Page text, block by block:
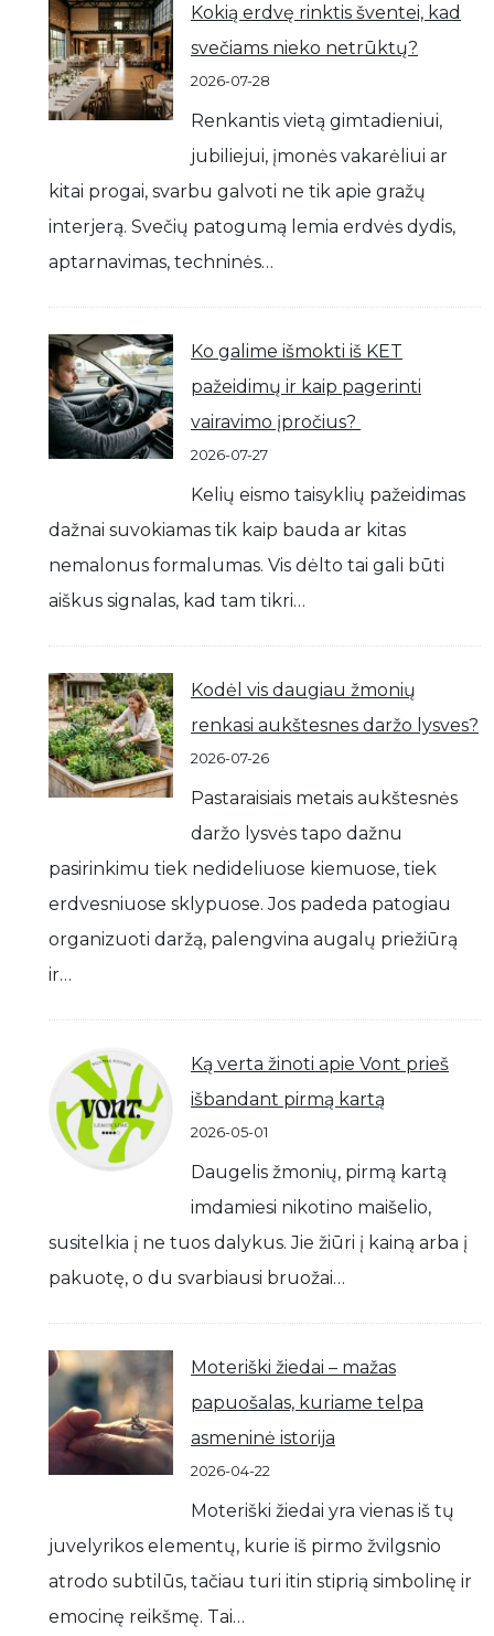
Kokią erdvę rinktis šventei, kad
svečiams nieko netrūktų?
2026-07-28
Renkantis vietą gimtadieniui,
jubiliejui, įmonės vakarėliui ar
kitai progai, svarbu galvoti ne tik apie gražų
interjerą. Svečių patogumą lemia erdvės dydis,
aptarnavimas, techninės…
Ko galime išmokti iš KET
pažeidimų ir kaip pagerinti
vairavimo įpročius?
2026-07-27
Kelių eismo taisyklių pažeidimas
dažnai suvokiamas tik kaip bauda ar kitas
nemalonus formalumas. Vis dėlto tai gali būti
aiškus signalas, kad tam tikri…
Kodėl vis daugiau žmonių
renkasi aukštesnes daržo lysves?
2026-07-26
Pastaraisiais metais aukštesnės
daržo lysvės tapo dažnu
pasirinkimu tiek nedideliuose kiemuose, tiek
erdvesniuose sklypuose. Jos padeda patogiau
organizuoti daržą, palengvina augalų priežiūrą
ir…
Ką verta žinoti apie Vont prieš
išbandant pirmą kartą
2026-05-01
Daugelis žmonių, pirmą kartą
imdamiesi nikotino maišelio,
susitelkia į ne tuos dalykus. Jie žiūri į kainą arba į
pakuotę, o du svarbiausi bruožai…
Moteriški žiedai – mažas
papuošalas, kuriame telpa
asmeninė istorija
2026-04-22
Moteriški žiedai yra vienas iš tų
juvelyrikos elementų, kurie iš pirmo žvilgsnio
atrodo subtilūs, tačiau turi itin stiprią simbolinę ir
emocinę reikšmę. Tai…